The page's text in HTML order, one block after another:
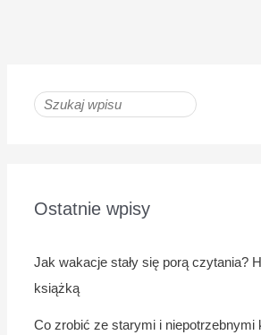
Ostatnie wpisy
Jak wakacje stały się porą czytania?
książką
Co zrobić ze starymi i niepotrzebnymi